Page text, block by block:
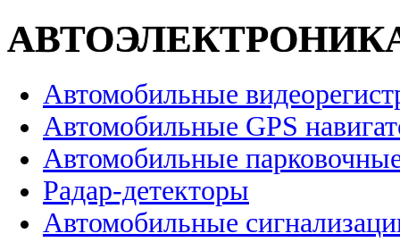
Автомобильные
Автомобильные GPS
Автомобильные
Радар-детекторы
Автомобильные